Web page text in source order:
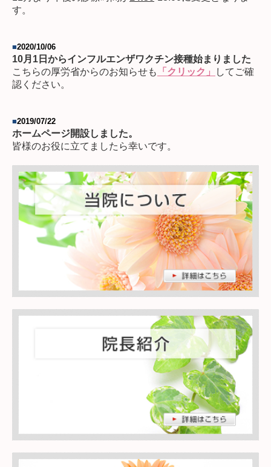
す。
■2020/10/06
10月1日からインフルエンザワクチン接種始まりました
こちらの厚労省からのお知らせも
「クリック」
してご確
認ください。
■2019/07/22
ホームページ開設しました。
皆様のお役に立てましたら幸いです。